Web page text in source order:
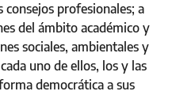
profesionales; a
del ámbito académico y
sociales, ambientales y
uno de ellos, los y las
democrática a sus